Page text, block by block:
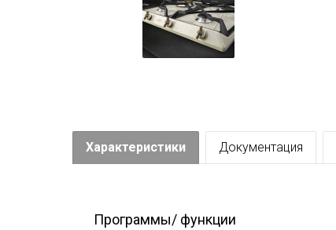
Характеристики Документация
Программы/ функции